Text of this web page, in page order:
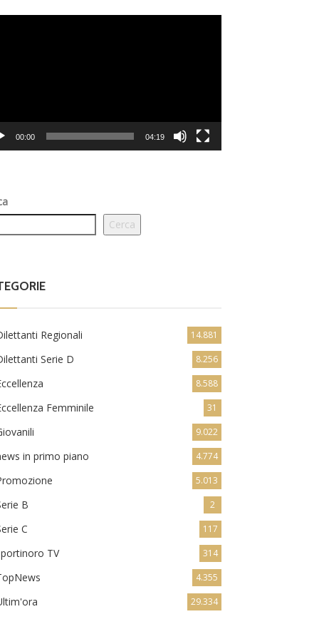
00:00 04:19
Cerca
Regionali 14.881
Serie D 8.256
8.588
Femminile 31
9.022
in primo piano 4.774
5.013
B 2
C 117
TV 314
4.355
29.334